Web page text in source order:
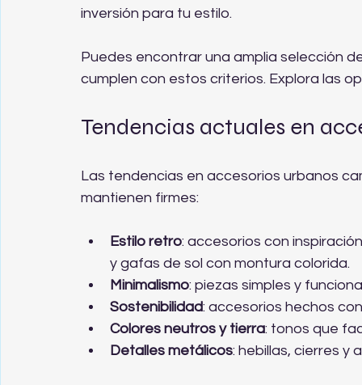
inversión para tu estilo.
Puedes encontrar una amplia selección
cumplen con estos criterios. Explora las
Tendencias actuales en
Las tendencias en accesorios urbanos
mantienen firmes:
Estilo retro: accesorios con
y gafas de sol con montura colorida.
Minimalismo: piezas simples y
Sostenibilidad: accesorios hechos
Colores neutros y tierra: tonos que
Detalles metálicos: hebillas, cierres y